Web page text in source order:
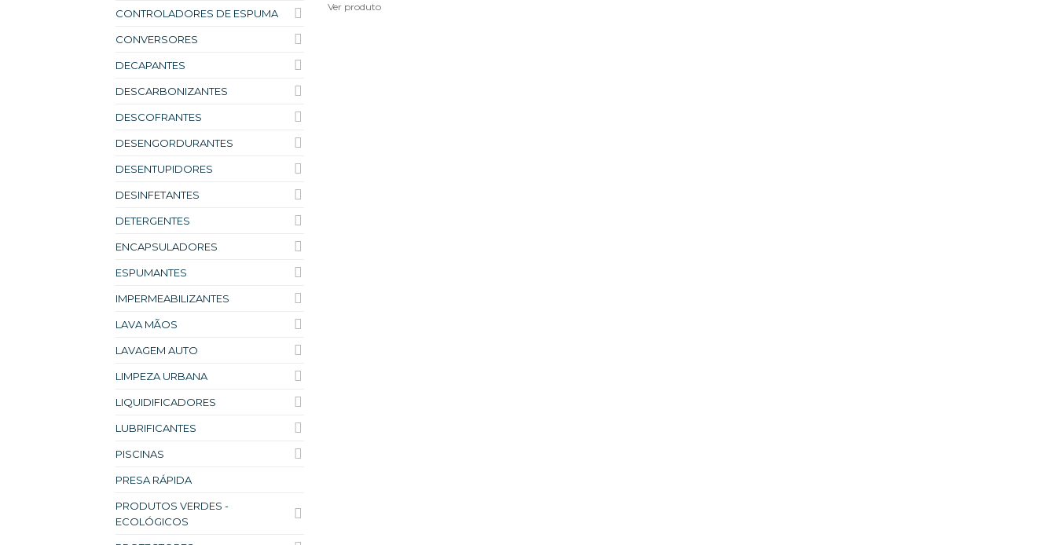
CONTROLADORES DE ESPUMA
CONVERSORES
DECAPANTES
DESCARBONIZANTES
DESCOFRANTES
DESENGORDURANTES
DESENTUPIDORES
DESINFETANTES
DETERGENTES
ENCAPSULADORES
ESPUMANTES
IMPERMEABILIZANTES
LAVA MÃOS
LAVAGEM AUTO
LIMPEZA URBANA
LIQUIDIFICADORES
LUBRIFICANTES
PISCINAS
PRESA RÁPIDA
PRODUTOS VERDES -
ECOLÓGICOS
Ver produto